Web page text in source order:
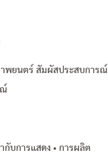
าพยนตร์ สัมผัสประสบการณ์
ณ์
กับการแสดง • การผลิต